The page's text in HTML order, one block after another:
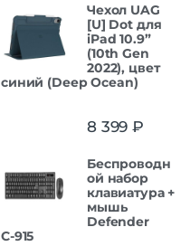
Чехол UAG
[U] Dot для
iPad 10.9”
(10th Gen
2022), цвет
синий (Deep Ocean)
8 399 ₽
Беспроводн
ой набор
клавиатура +
мышь
Defender
С-915